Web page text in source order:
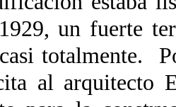
un fuerte
totalmente.
al arquitecto